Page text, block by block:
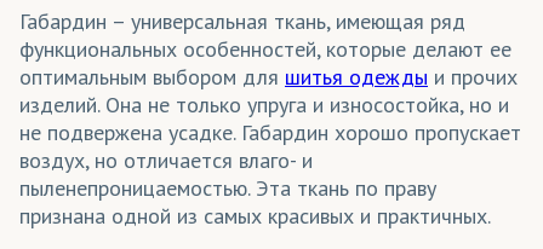
Революшн(трикотаж)
Рибана(трикотаж)
Рогожка(ткани)
Сальса(ткани)
Самба(ткани)
Габардин – универсальная ткань, имеющая ряд
функциональных особенностей, которые делают ее
оптимальным выбором для шитья одежды и прочих
изделий. Она не только упруга и износостойка, но и
не подвержена усадке. Габардин хорошо пропускает
воздух, но отличается влаго- и
пыленепроницаемостью. Эта ткань по праву
признана одной из самых красивых и практичных.